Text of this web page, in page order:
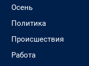
Осень
Политика
Происшествия
Работа